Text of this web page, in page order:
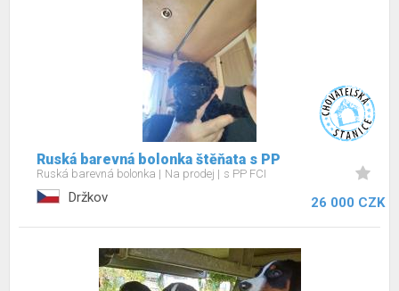
Ruská barevná bolonka štěňata s PP
Ruská barevná bolonka Na prodej s PP FCI
Držkov 26 000 CZK